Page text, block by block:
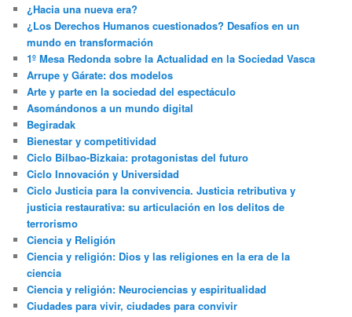
¿Hacia una nueva era?
¿Los Derechos Humanos cuestionados? Desafíos en un
mundo en transformación
1º Mesa Redonda sobre la Actualidad en la Sociedad Vasca
Arrupe y Gárate: dos modelos
Arte y parte en la sociedad del espectáculo
Asomándonos a un mundo digital
Begiradak
Bienestar y competitividad
Ciclo Bilbao-Bizkaia: protagonistas del futuro
Ciclo Innovación y Universidad
Ciclo Justicia para la convivencia. Justicia retributiva y
justicia restaurativa: su articulación en los delitos de
terrorismo
Ciencia y Religión
Ciencia y religión: Dios y las religiones en la era de la
ciencia
Ciencia y religión: Neurociencias y espiritualidad
Ciudades para vivir, ciudades para convivir